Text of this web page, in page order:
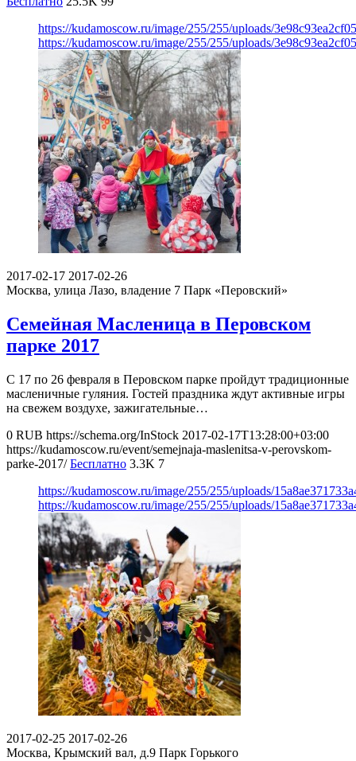
https://kudamoscow.ru/image/255/255/uploads/
https://kudamoscow.ru/image/255/255/uploads/
2017-02-17 2017-02-26
Москва, улица Лазо, владение 7 Парк «Перовский»
Семейная Масленица в Перовском
парке 2017
С 17 по 26 февраля в Перовском парке пройдут традиционные
масленичные гуляния. Гостей праздника ждут активные игры
на свежем воздухе, зажигательные…
0 RUB https://schema.org/InStock 2017-02-17T13:28:00+03:00
https://kudamoscow.ru/event/semejnaja-maslenitsa-v-perovskom-
parke-2017/ Бесплатно 3.3K 7
https://kudamoscow.ru/image/255/255/uploads/
https://kudamoscow.ru/image/255/255/uploads/
2017-02-25 2017-02-26
Москва, Крымский вал, д.9 Парк Горького